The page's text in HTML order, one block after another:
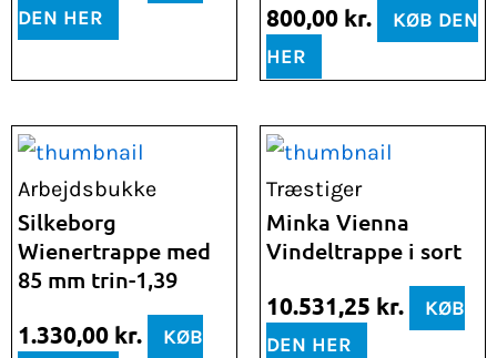
DEN HER
800,00 kr.
KØB DEN
HER
Arbejdsbukke
Silkeborg
Wienertrappe med
85 mm trin-1,39
1.330,00 kr.
KØB
Træstiger
Minka Vienna
Vindeltrappe i sort
10.531,25 kr.
KØB
DEN HER